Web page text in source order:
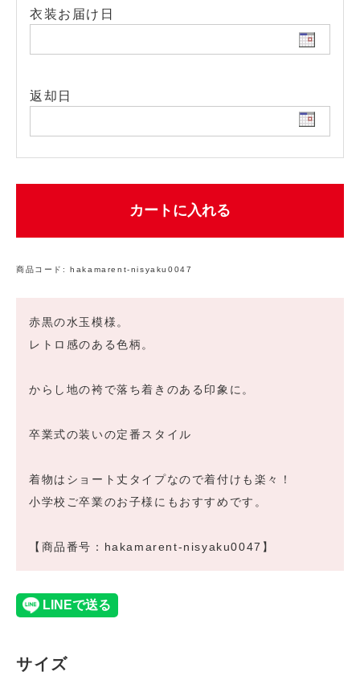
衣装お届け日
返却日
カートに入れる
商品コード:hakamarent-nisyaku0047
赤黒の水玉模様。
レトロ感のある色柄。
からし地の袴で落ち着きのある印象に。
卒業式の装いの定番スタイル
着物はショート丈タイプなので着付けも楽々！
小学校ご卒業のお子様にもおすすめです。
【商品番号：hakamarent-nisyaku0047】
サイズ